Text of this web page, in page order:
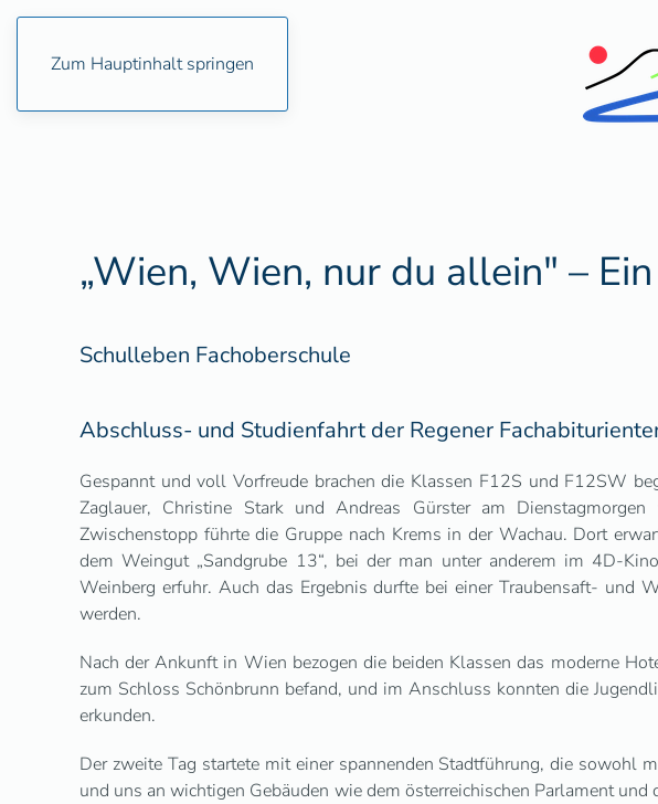
Zum Hauptinhalt springen
„Wien, Wien, nur du allein" –
Schulleben Fachoberschule
Abschluss- und Studienfahrt der Regener
Gespannt und voll Vorfreude brachen die Klassen F12S und F12SW
Zaglauer, Christine Stark und Andreas Gürster am
Zwischenstopp führte die Gruppe nach Krems in der Wachau. Dort
dem Weingut „Sandgrube 13“, bei der man unter anderem im 4D-
Weinberg erfuhr. Auch das Ergebnis durfte bei einer Traubensaft- und
werden.
Nach der Ankunft in Wien bezogen die beiden Klassen das moderne
zum Schloss Schönbrunn befand, und im Anschluss konnten die
erkunden.
Der zweite Tag startete mit einer spannenden Stadtführung, die sowohl
und uns an wichtigen Gebäuden wie dem österreichischen Parlament